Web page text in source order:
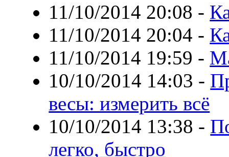
11/10/2014 20:08 -
11/10/2014 20:04 -
11/10/2014 19:59 -
10/10/2014 14:03 -
весы: измерить всё
10/10/2014 13:38 -
легко, быстро